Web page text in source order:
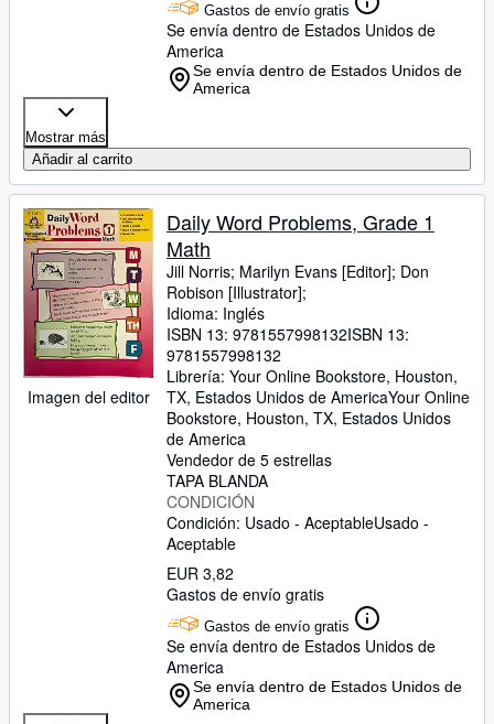
Gastos de envío gratis
Se envía dentro de Estados Unidos de
America
Se envía dentro de Estados Unidos de
America
Mostrar más
Añadir al carrito
Imagen del editor
Daily Word Problems, Grade 1
Math
Jill Norris; Marilyn Evans [Editor]; Don
Robison [Illustrator];
Idioma: Inglés
ISBN 13: 9781557998132ISBN 13:
9781557998132
Librería: Your Online Bookstore, Houston,
TX, Estados Unidos de AmericaYour Online
Bookstore, Houston, TX, Estados Unidos
de America
Vendedor de 5 estrellas
TAPA BLANDA
CONDICIÓN
Condición: Usado - AceptableUsado -
Aceptable
EUR 3,82
Gastos de envío gratis
Gastos de envío gratis
Se envía dentro de Estados Unidos de
America
Se envía dentro de Estados Unidos de
America